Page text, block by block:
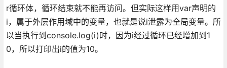
r循环体，循环结束就不能再访问。但实际这样用var声明的
i，属于外层作用域中的变量，也就是说i泄露为全局变量。所
以当执行到console.log(i)时，因为i经过循环已经增加到1
0，所以打印出i的值为10。